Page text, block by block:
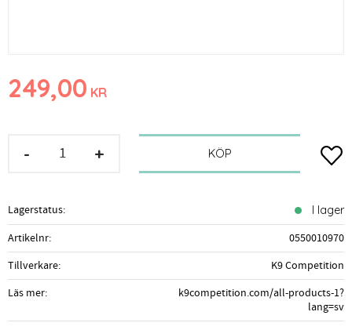
249,00 KR
+
- KÖP
Lagerstatus I lager
Artikelnr
0550010970
Tillverkare
K9 Competition
Läs mer
k9competition.com/all-products-1?
lang=sv